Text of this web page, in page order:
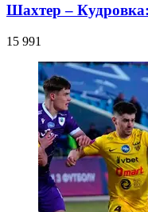
Шахтер –
15 991